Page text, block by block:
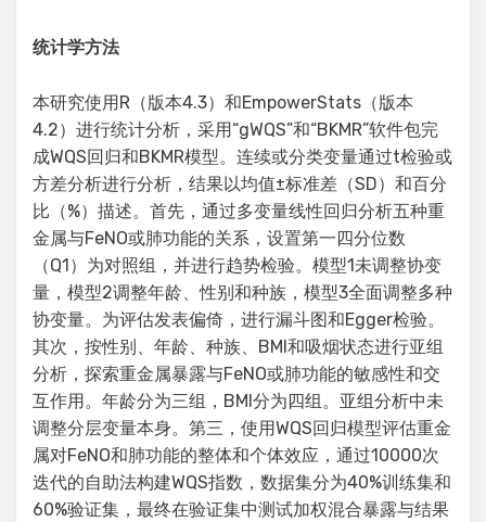
统计学方法
本研究使用R（版本4.3）和EmpowerStats（版本
4.2）进行统计分析，采用“gWQS”和“BKMR”软件包完
成WQS回归和BKMR模型。连续或分类变量通过t检验或
方差分析进行分析，结果以均值±标准差（SD）和百分
比（%）描述。首先，通过多变量线性回归分析五种重
金属与FeNO或肺功能的关系，设置第一四分位数
（Q1）为对照组，并进行趋势检验。模型1未调整协变
量，模型2调整年龄、性别和种族，模型3全面调整多种
协变量。为评估发表偏倚，进行漏斗图和Egger检验。
其次，按性别、年龄、种族、BMI和吸烟状态进行亚组
分析，探索重金属暴露与FeNO或肺功能的敏感性和交
互作用。年龄分为三组，BMI分为四组。亚组分析中未
调整分层变量本身。第三，使用WQS回归模型评估重金
属对FeNO和肺功能的整体和个体效应，通过10000次
迭代的自助法构建WQS指数，数据集分为40%训练集和
60%验证集，最终在验证集中测试加权混合暴露与结果